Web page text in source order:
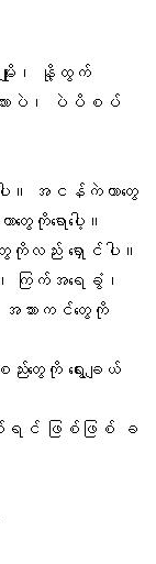
မျိုး၊ နို့ထွက်
လားပဲ၊ ပဲပိစပ်
။
အငန်ကဲတာတွေ
ေကိုရောပေါ့။
ေကိုလည်း ရှောင်ပါ။
ေ၊ ကြက်အရေခွံ၊
သားကင်တွေကို
ေကို ရွေးချယ်
ရင် ဖြစ်ဖြစ် ခ